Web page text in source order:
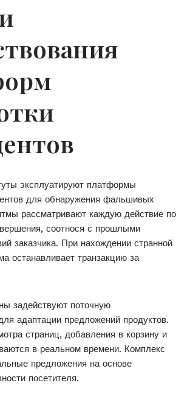
эксплуатируют платформы
для обнаружения фальшивых
рассматривают каждую действие по
соотнося с прошлыми
заказчика. При нахождении странной
останавливает транзакцию за
задействуют поточную
адаптации предложений продуктов.
страниц, добавления в корзину и
в реальном времени. Комплекс
предложения на основе
посетителя.